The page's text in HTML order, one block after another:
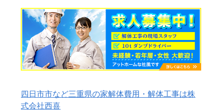
四日市市など三重県の家解体費用・解体工事は株
式会社西喜